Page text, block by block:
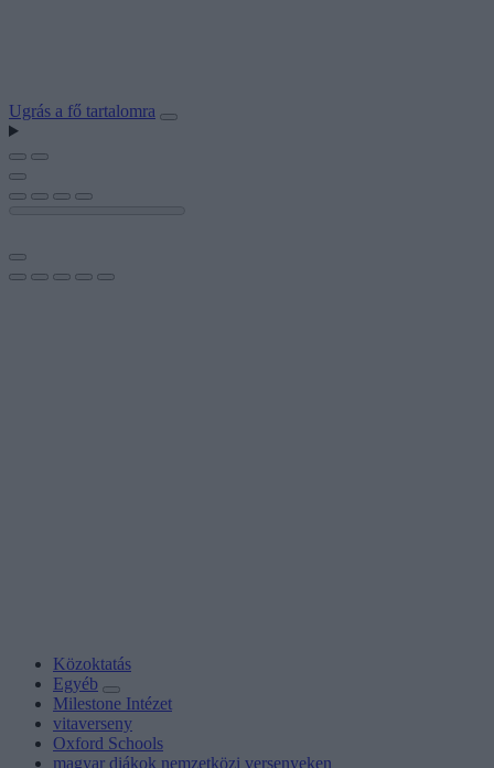
Ugrás a fő tartalomra
Közoktatás
Egyéb
Milestone Intézet
vitaverseny
Oxford Schools
magyar diákok nemzetközi versenyeken